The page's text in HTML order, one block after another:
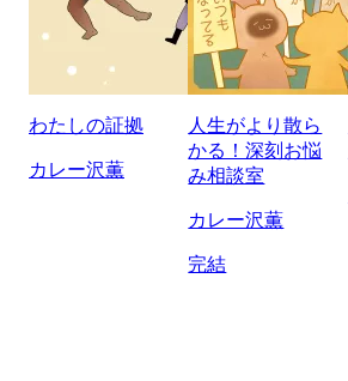
わたしの証拠
カレー沢薫
人生がより散ら
かる！深刻お悩
み相談室
カレー沢薫
完結